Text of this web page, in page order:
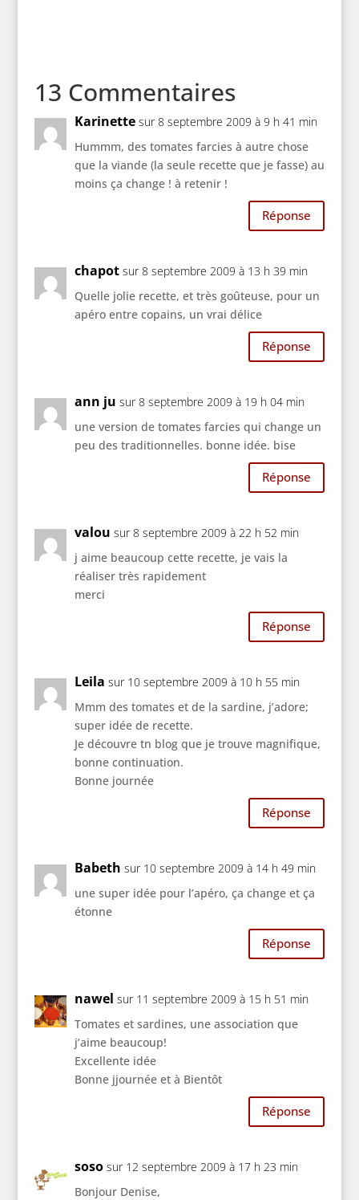
13 Commentaires
Karinette sur 8 septembre 2009 à 9 h 41 min
Hummm, des tomates farcies à autre chose
que la viande (la seule recette que je fasse) au
moins ça change ! à retenir !
Réponse
chapot sur 8 septembre 2009 à 13 h 39 min
Quelle jolie recette, et très goûteuse, pour un
apéro entre copains, un vrai délice
Réponse
ann ju sur 8 septembre 2009 à 19 h 04 min
une version de tomates farcies qui change un
peu des traditionnelles. bonne idée. bise
Réponse
valou sur 8 septembre 2009 à 22 h 52 min
j aime beaucoup cette recette, je vais la
réaliser très rapidement
merci
Réponse
Leila sur 10 septembre 2009 à 10 h 55 min
Mmm des tomates et de la sardine, j’adore;
super idée de recette.
Je découvre tn blog que je trouve magnifique,
bonne continuation.
Bonne journée
Réponse
Babeth sur 10 septembre 2009 à 14 h 49 min
une super idée pour l’apéro, ça change et ça
étonne
Réponse
nawel sur 11 septembre 2009 à 15 h 51 min
Tomates et sardines, une association que
j’aime beaucoup!
Excellente idée
Bonne jjournée et à Bientôt
Réponse
soso sur 12 septembre 2009 à 17 h 23 min
Bonjour Denise,